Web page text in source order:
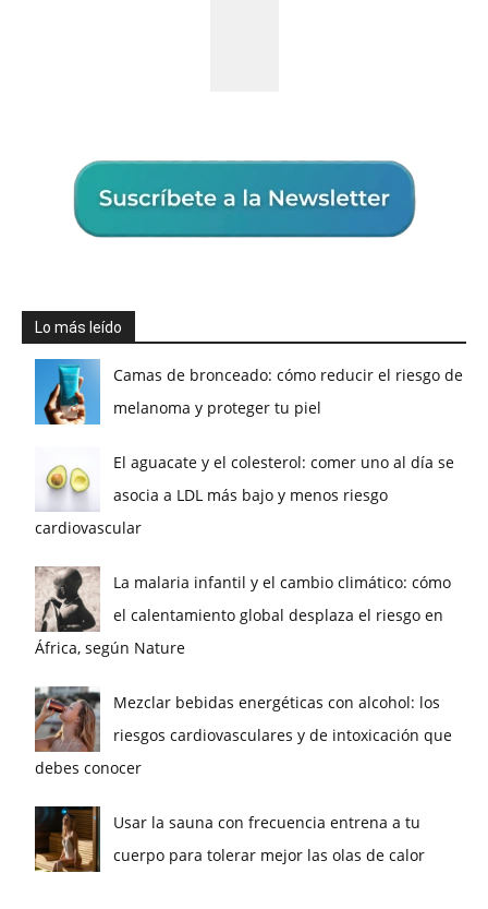
Lo más leído
Camas de bronceado: cómo reducir el riesgo de
melanoma y proteger tu piel
El aguacate y el colesterol: comer uno al día se
asocia a LDL más bajo y menos riesgo
cardiovascular
La malaria infantil y el cambio climático: cómo
el calentamiento global desplaza el riesgo en
África, según Nature
Mezclar bebidas energéticas con alcohol: los
riesgos cardiovasculares y de intoxicación que
debes conocer
Usar la sauna con frecuencia entrena a tu
cuerpo para tolerar mejor las olas de calor